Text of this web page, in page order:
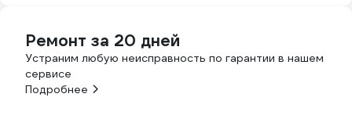
Ремонт за 20 дней
Устраним любую неисправность по гарантии в нашем
сервисе
Подробнее